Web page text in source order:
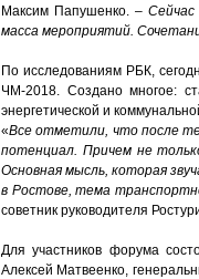
Максим Папушенко. –
масса мероприятий.
По исследованиям РБК,
ЧМ-2018. Создано многое:
энергетической и
«Все отметили, что после
потенциал. Причем не
Основная мысль, которая
в Ростове, тема
советник руководителя
Для участников форума
Алексей Матвеенко,